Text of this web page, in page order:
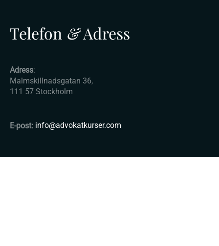
Telefon &Adress
Adress:
Malmskillnadsgatan 36,
111 57 Stockholm
E-post: info@advokatkurser.com